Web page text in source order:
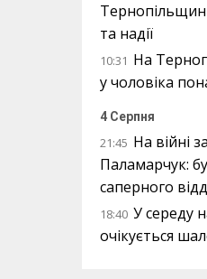
та надії
10:31 На
у чоловіка
4 Серпня
21:45 На війні
Паламарчук:
саперного
18:40 У середу
очікується